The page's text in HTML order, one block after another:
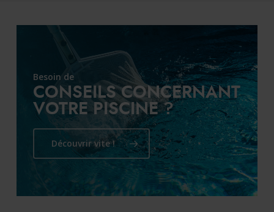
Besoin de
CONSEILS CONCERNANT
VOTRE PISCINE ?
Découvrir vite !